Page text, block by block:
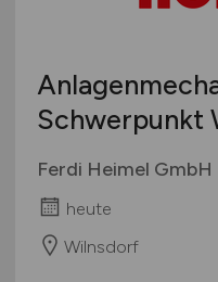
Schwerpunkt
Ferdi Heimel GmbH
heute
Wilnsdorf